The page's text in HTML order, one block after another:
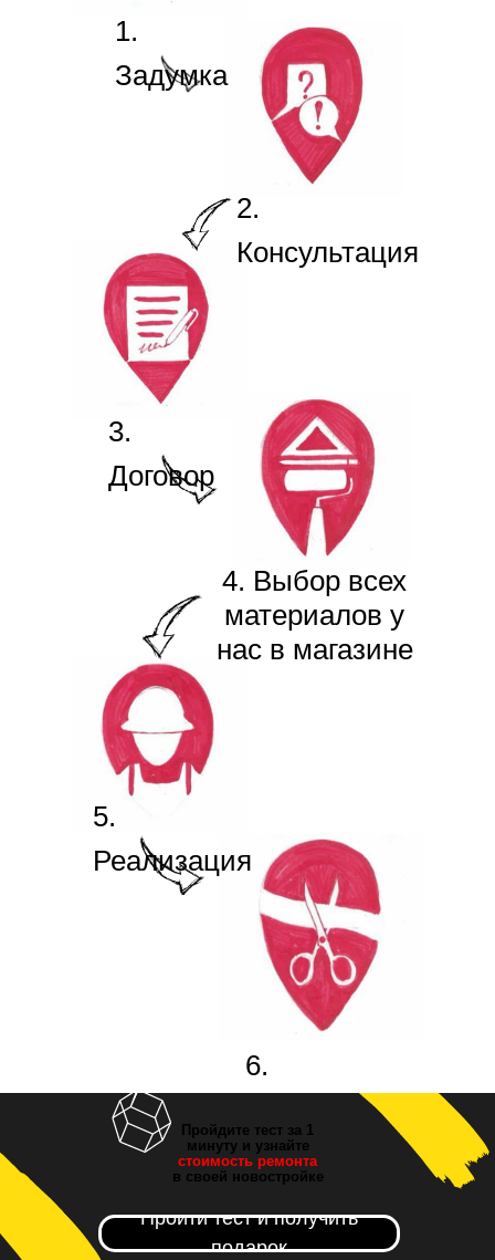
3.
Договор
4. Выбор всех
материалов у
нас в магазине
5.
Реализация
1.
Задумка
6.
Новоселье!
2.
Консультация
Пройдите тест за 1
минуту и узнайте
стоимость ремонта
в своей новостройке
Пройти тест и получить
подарок